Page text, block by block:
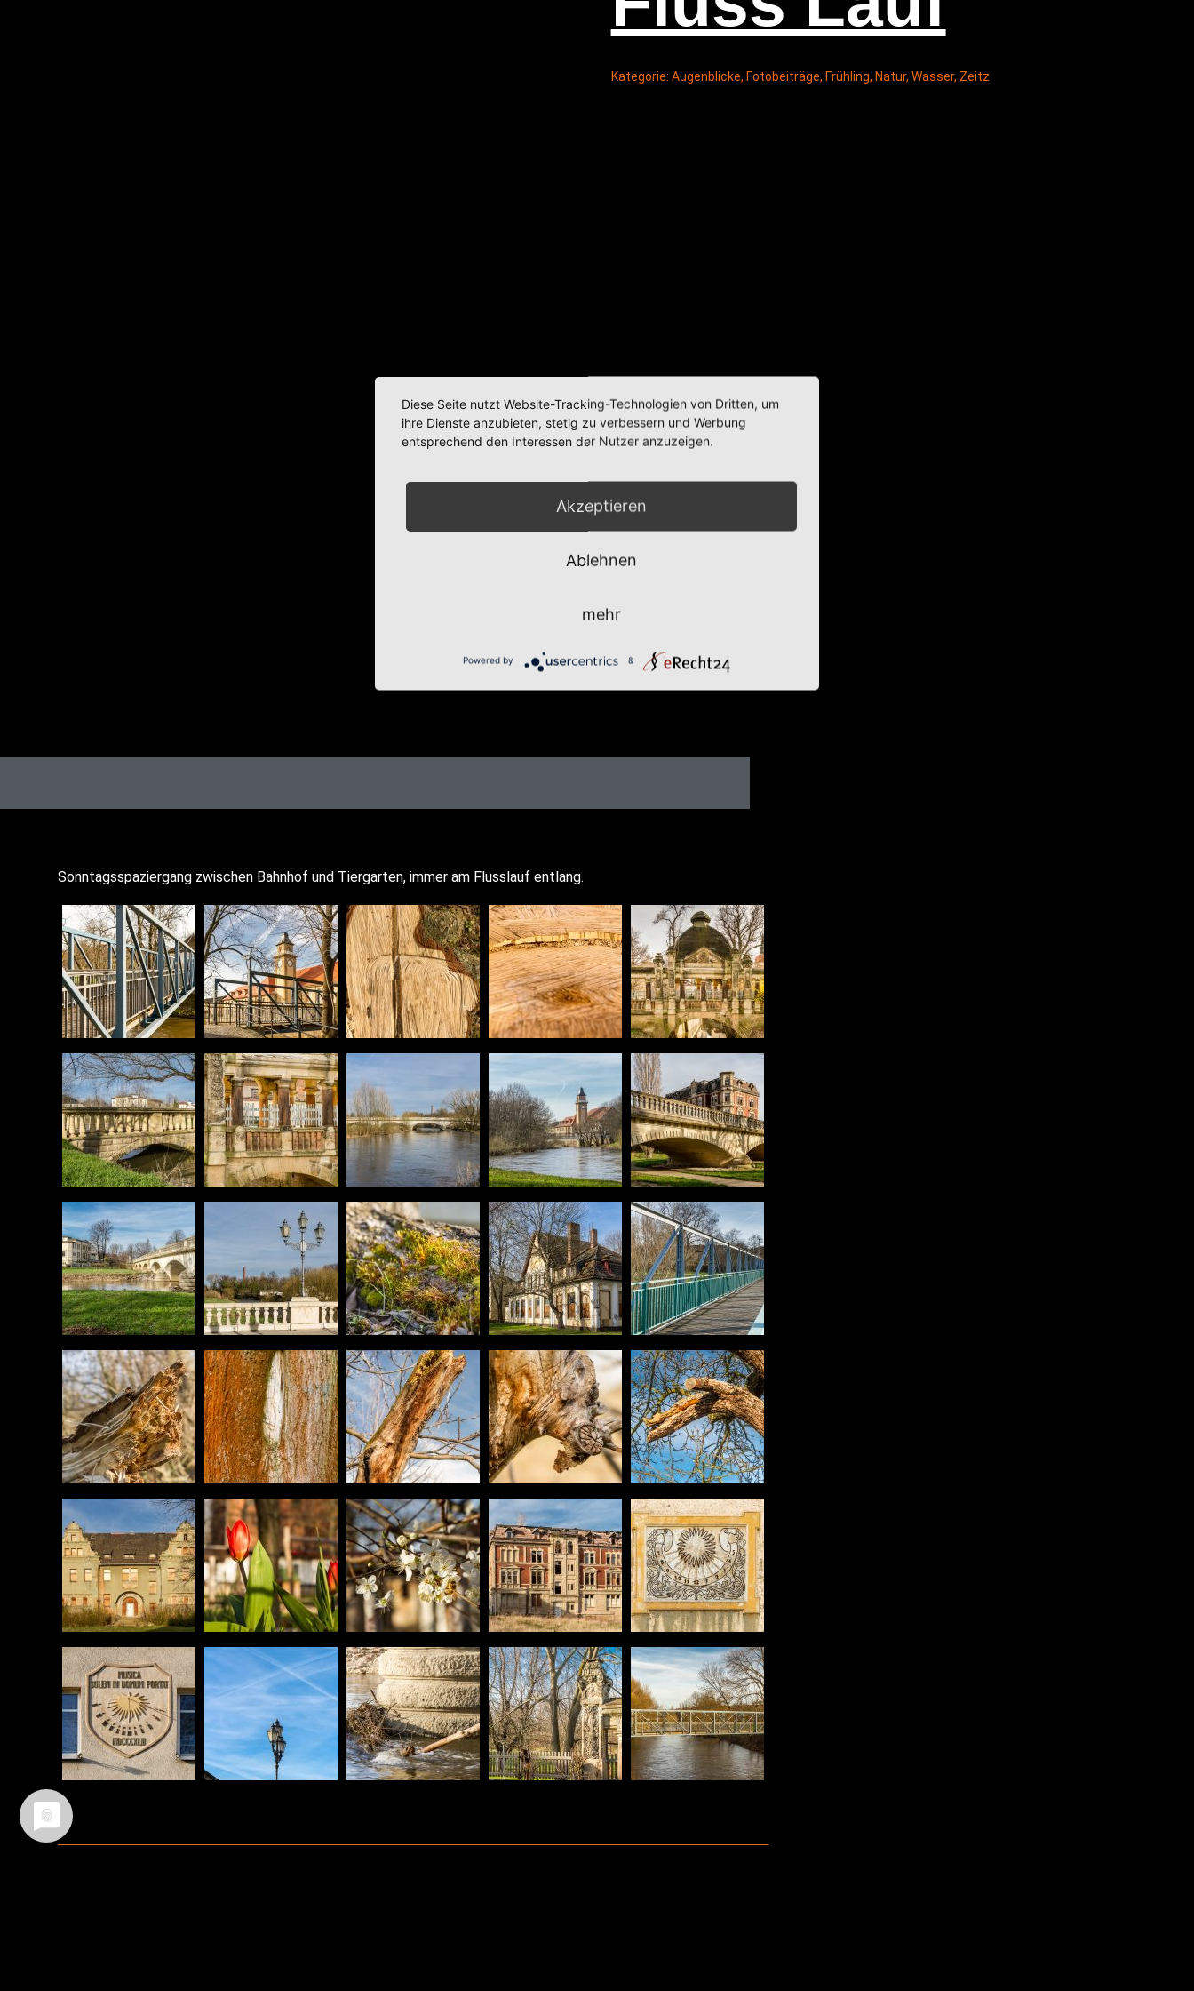
Kategorie: Augenblicke, Fotobeiträge, Frühling, Natur, Wasser, Zeitz
Sonn­tags­spa­zier­gang zwi­schen Bahn­hof und Tier­gar­ten, immer am Fluss­lauf entlang.
Diese Seite nutzt Website-Tracking-Technologien von Dritten, um
ihre Dienste anzubieten, stetig zu verbessern und Werbung
entsprechend den Interessen der Nutzer anzuzeigen.
Akzeptieren
Ablehnen
mehr
Powered by &